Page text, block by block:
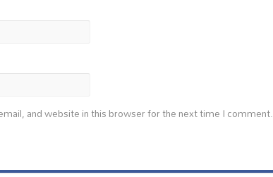
and website in this browser for the next time I comment.